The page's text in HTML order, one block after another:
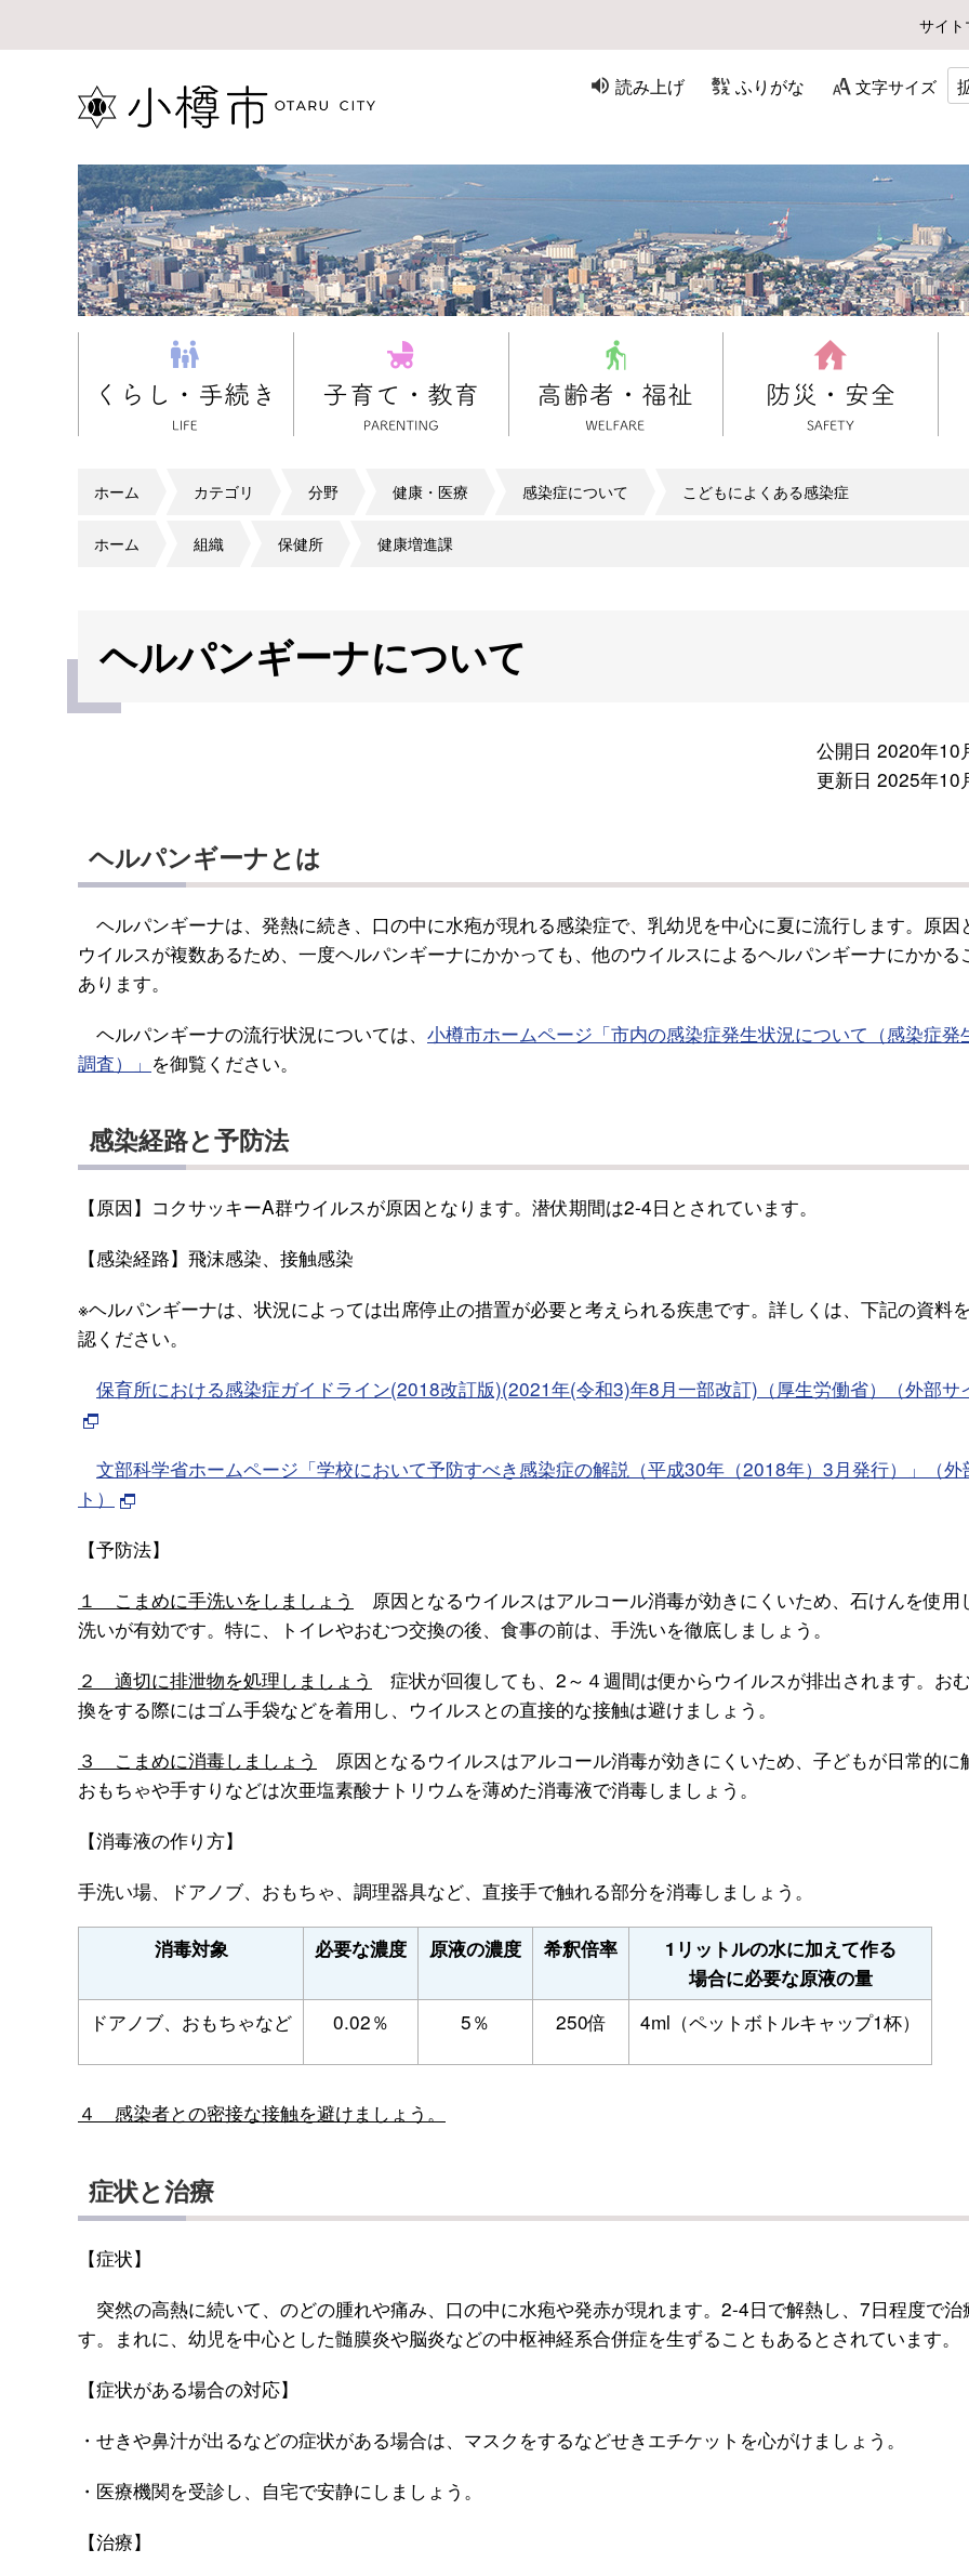
サイ
読み上げ ふりがな 文字サイズ
ホーム カテゴリ 分野 健康・医療 感染症について こどもによくある感染症
ホーム 組織 保健所 健康増進課
ヘルパンギーナについて
公開日 2020年10
更新日 2025年10
ヘルパンギーナとは
ヘルパンギーナは、発熱に続き、口の中に水疱が現れる感染症で、乳幼児を中心に夏に流行します。原因
ウイルスが複数あるため、一度ヘルパンギーナにかかっても、他のウイルスによるヘルパンギーナにかかる
あります。
ヘルパンギーナの流行状況については、 小樽市ホームページ「市内の感染症発生状況について（感染症発
調査）」 を御覧ください。
感染経路と予防法
【原因】コクサッキーA群ウイルスが原因となります。潜伏期間は2-4日とされています。
【感染経路】飛沫感染、接触感染
※ヘルパンギーナは、状況によっては出席停止の措置が必要と考えられる疾患です。詳しくは、下記の資料
認ください。
保育所における感染症ガイドライン(2018改訂版)(2021年(令和3)年8月一部改訂)（厚生労働省）（外部サ
文部科学省ホームページ「学校において予防すべき感染症の解説（平成30年（2018年）3月発行）」（外
ト）
【予防法】
１ こまめに手洗いをしましょう
原因となるウイルスはアルコール消毒が効きにくいため、石けんを使用
洗いが有効です。特に、トイレやおむつ交換の後、食事の前は、手洗いを徹底しましょう。
２ 適切に排泄物を処理しましょう
症状が回復しても、2～４週間は便からウイルスが排出されます。お
換をする際にはゴム手袋などを着用し、ウイルスとの直接的な接触は避けましょう。
３ こまめに消毒しましょう
原因となるウイルスはアルコール消毒が効きにくいため、子どもが日常的に
おもちゃや手すりなどは次亜塩素酸ナトリウムを薄めた消毒液で消毒しましょう。
【消毒液の作り方】
手洗い場、ドアノブ、おもちゃ、調理器具など、直接手で触れる部分を消毒しましょう。
消毒対象 必要な濃度 原液の濃度 希釈倍率
1リットルの水に加えて作る
場合に必要な原液の量
ドアノブ、おもちゃなど 0.02％ 5％ 250倍 4ml（ペットボトルキャップ1杯）
４ 感染者との密接な接触を避けましょう。
症状と治療
【症状】
突然の高熱に続いて、のどの腫れや痛み、口の中に水疱や発赤が現れます。2-4日で解熱し、7日程度で治
す。まれに、幼児を中心とした髄膜炎や脳炎などの中枢神経系合併症を生ずることもあるとされています。
【症状がある場合の対応】
・せきや鼻汁が出るなどの症状がある場合は、マスクをするなどせきエチケットを心がけましょう。
・医療機関を受診し、自宅で安静にしましょう。
【治療】